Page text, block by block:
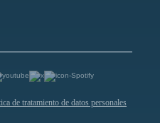
de tratamiento de datos personales